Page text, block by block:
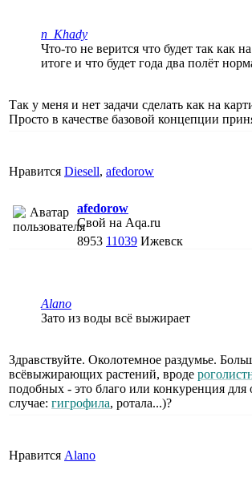
n_Khady
Что-то не верится что будет так как
итоге и что будет года два полёт
Так у меня и нет задачи сделать как на
Просто в качестве базовой концепции
Нравится Diesell, afedorow
afedorow
Свой на Aqa.ru
8953 11039 Ижевск
Alano
Зато из воды всё выжирает
Здравствуйте. Околотемное раздумье.
всёвыжирающих растений, вроде
подобных - это благо или конкуренция
случае: гигрофила, ротала...)?
Нравится Alano